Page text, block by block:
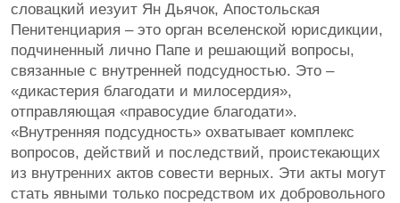
словацкий иезуит Ян Дьячок, Апостольская
Пенитенциария – это орган вселенской юрисдикции,
подчиненный лично Папе и решающий вопросы,
связанные с внутренней подсудностью. Это –
«дикастерия благодати и милосердия»,
отправляющая «правосудие благодати».
«Внутренняя подсудность» охватывает комплекс
вопросов, действий и последствий, проистекающих
из внутренних актов совести верных. Эти акты могут
стать явными только посредством их добровольного